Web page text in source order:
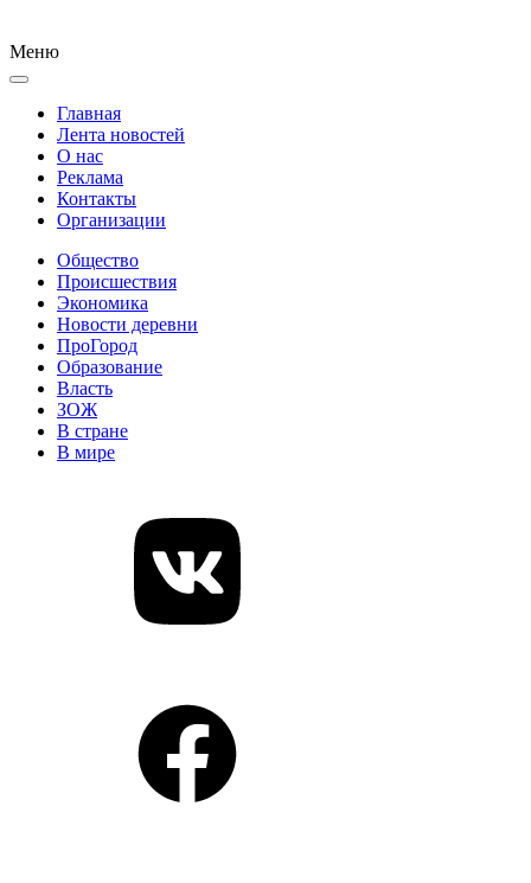
Меню
Главная
Лента новостей
О нас
Реклама
Контакты
Организации
Общество
Происшествия
Экономика
Новости деревни
ПроГород
Образование
Власть
ЗОЖ
В стране
В мире